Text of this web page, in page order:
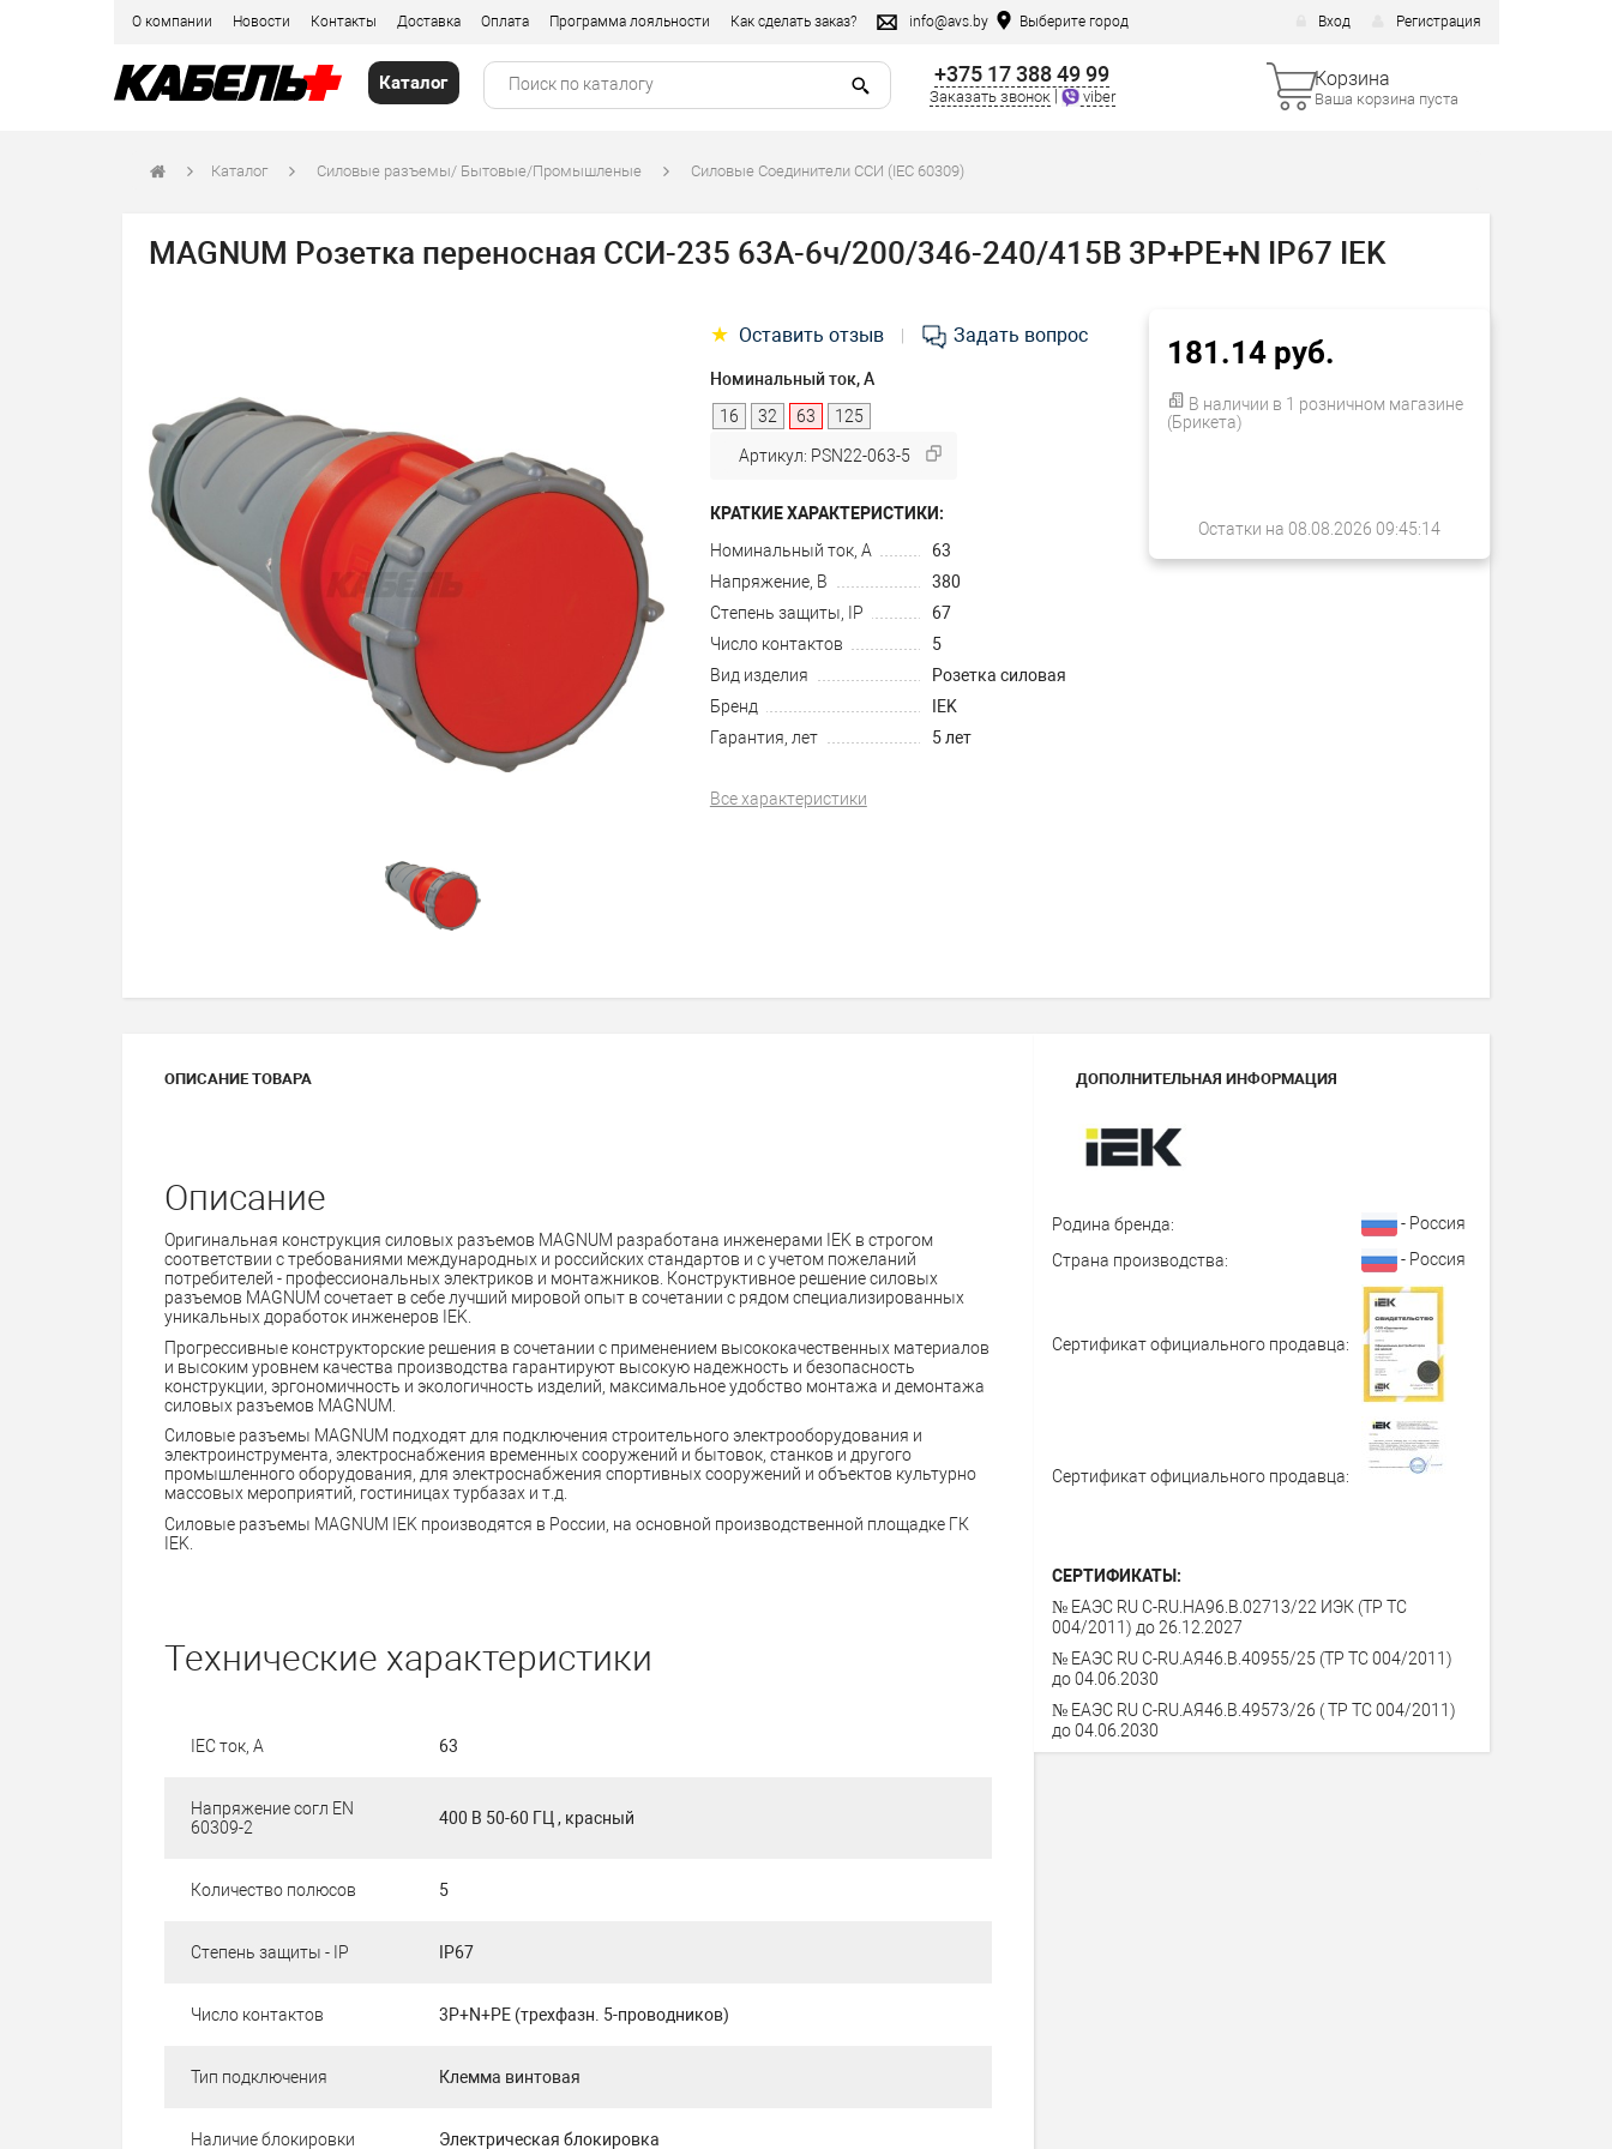
О компании Новости Контакты Доставка Оплата Программа лояльности Как сделать заказ? info@avs.by Выберите город Вход Регистрация
Каталог +375 17 388 49 99
Заказать звонок viber
Корзина
Ваша корзина пуста
Каталог Силовые разъемы/ Бытовые/Промышленые Силовые Соединители ССИ (IEC 60309)
MAGNUM Розетка переносная ССИ-235 63А-6ч/200/346-240/415В 3P+PE+N IP67 IEK
181.14 руб.
В наличии в 1 розничном магазине
(Брикета)
Остатки на 08.08.2026 09:45:14
★ Оставить отзыв Задать вопрос
Номинальный ток, А
16
32 63 125
Артикул: PSN22-063-5
КРАТКИЕ ХАРАКТЕРИСТИКИ:
Номинальный ток, А
63
Напряжение, В
380
Степень защиты, IP
67
Число контактов
5
Вид изделия
Розетка силовая
Бренд
IEK
Гарантия, лет
5 лет
Все характеристики
ОПИСАНИЕ ТОВАРА
Описание
Оригинальная конструкция силовых разъемов MAGNUM разработана инженерами IEK в строгом
соответствии с требованиями международных и российских стандартов и с учетом пожеланий
потребителей - профессиональных электриков и монтажников. Конструктивное решение силовых
разъемов MAGNUM сочетает в себе лучший мировой опыт в сочетании с рядом специализированных
уникальных доработок инженеров IEK.
Прогрессивные конструкторские решения в сочетании с применением высококачественных материалов
и высоким уровнем качества производства гарантируют высокую надежность и безопасность
конструкции, эргономичность и экологичность изделий, максимальное удобство монтажа и демонтажа
силовых разъемов MAGNUM.
Силовые разъемы MAGNUM подходят для подключения строительного электрооборудования и
электроинструмента, электроснабжения временных сооружений и бытовок, станков и другого
промышленного оборудования, для электроснабжения спортивных сооружений и объектов культурно
массовых мероприятий, гостиницах турбазах и т.д.
Силовые разъемы MAGNUM IEK производятся в России, на основной производственной площадке ГК
IEK.
Технические характеристики
IEC ток, А 63
Напряжение согл EN
60309-2
400 В 50-60 ГЦ , красный
Количество полюсов 5
Степень защиты - IP IP67
Число контактов 3P+N+PE (трехфазн. 5-проводников)
Тип подключения Клемма винтовая
Наличие блокировки Электрическая блокировка
ДОПОЛНИТЕЛЬНАЯ ИНФОРМАЦИЯ
Родина бренда:
- Россия
Страна производства:
- Россия
Сертификат официального продавца:
Сертификат официального продавца:
СЕРТИФИКАТЫ:
№ ЕАЭС RU С-RU.НА96.В.02713/22 ИЭК (ТР ТС
004/2011) до 26.12.2027
№ ЕАЭС RU C-RU.AЯ46.B.40955/25 (ТР ТС 004/2011)
до 04.06.2030
№ ЕАЭС RU С-RU.AЯ46.B.49573/26 ( ТР ТС 004/2011)
до 04.06.2030